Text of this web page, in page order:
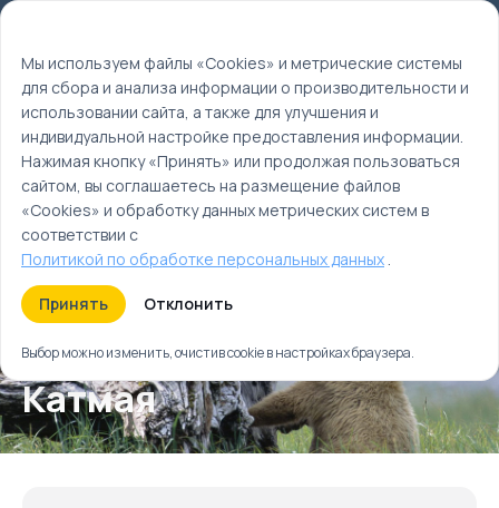
Главная
Туры
Гризли побережья Аляски. От Хомера до Катмая
Гризли побережья
Аляски. От Хомера до
Катмая
Мы используем файлы «Cookies» и метрические системы
для сбора и анализа информации о производительности и
использовании сайта, а также для улучшения и
индивидуальной настройке предоставления информации.
Нажимая кнопку «Принять» или продолжая пользоваться
сайтом, вы соглашаетесь на размещение файлов
«Cookies» и обработку данных метрических систем в
соответствии с
Политикой по обработке персональных данных.
Принять Отклонить
Выбор можно изменить, очистив cookie в настройках браузера.